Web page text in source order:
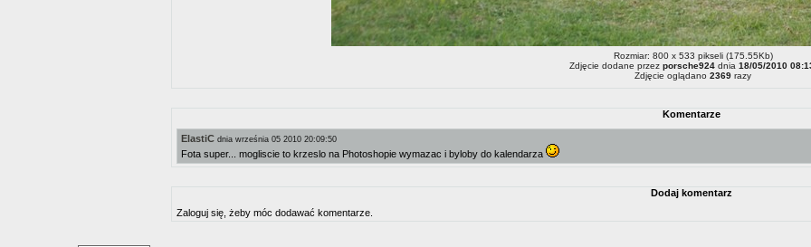
Rozmiar: 800 x 533 pikseli (175.55Kb)
Zdjęcie dodane przez porsche924dnia 18/05/2010
Zdjęcie oglądano 2369 razy
Komentarze
ElastiC dnia września 05 2010 20:09:50
Fota super... mogliscie to krzeslo na Photoshopie wymazac i byloby do kalendarza
Dodaj komentarz
Zaloguj się, żeby móc dodawać komentarze.